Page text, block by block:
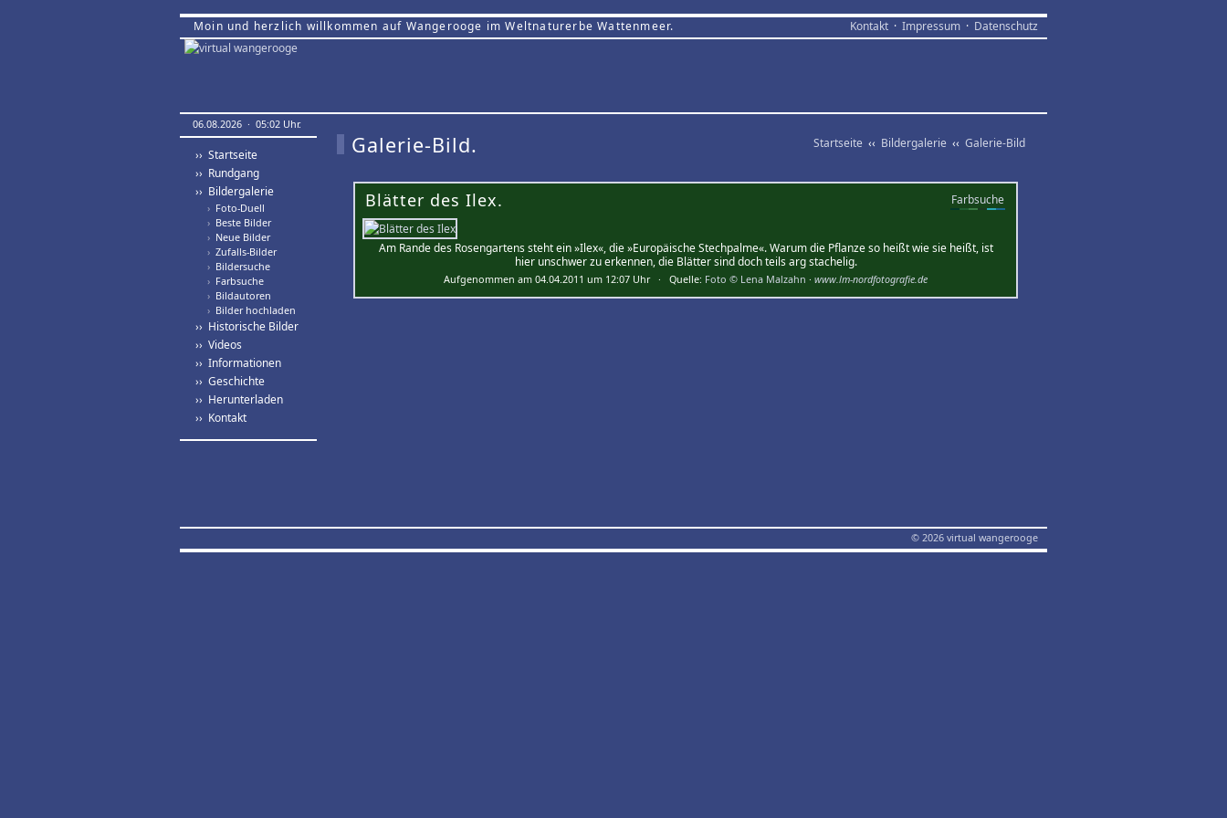
Moin und herzlich willkommen auf Wangerooge im Weltnaturerbe Wattenmeer. Kontakt · Impressum · Datenschutz
06.08.2026 · 05:02 Uhr.
›› Startseite
›› Rundgang
›› Bildergalerie
› Foto-Duell
› Beste Bilder
› Neue Bilder
› Zufalls-Bilder
› Bildersuche
› Farbsuche
› Bildautoren
› Bilder hochladen
›› Historische Bilder
›› Videos
›› Informationen
›› Geschichte
›› Herunterladen
›› Kontakt
Startseite ‹‹ Bildergalerie ‹‹ Galerie-Bild
Galerie-Bild.
Farbsuche
Blätter des Ilex.
Am Rande des Rosengartens steht ein »Ilex«, die »Europäische Stechpalme«. Warum die Pflanze so heißt wie sie heißt, ist
hier unschwer zu erkennen, die Blätter sind doch teils arg stachelig.
Aufgenommen am 04.04.2011 um 12:07 Uhr · Quelle: Foto © Lena Malzahn · www.lm-nordfotografie.de
© 2026 virtual wangerooge